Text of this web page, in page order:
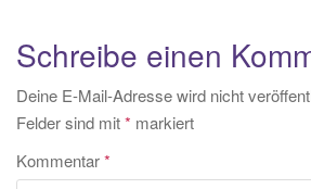
Schreibe einen
Deine E-Mail-Adresse wird nicht
Felder sind mit* markiert
Kommentar*